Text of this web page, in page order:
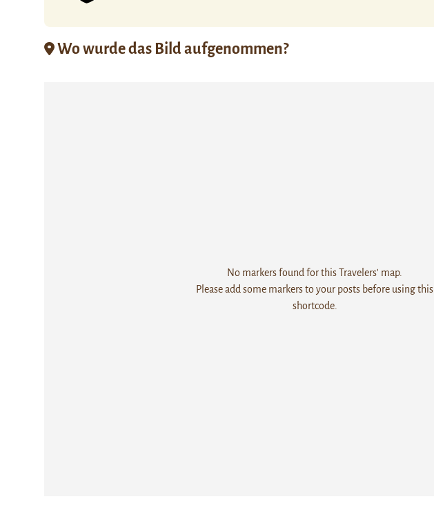
Wo wurde das Bild aufgenommen?
No markers found for this Travelers' map.
Please add some markers to your posts before using this
shortcode.